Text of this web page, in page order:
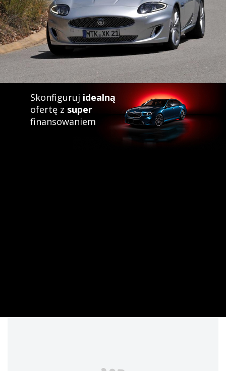
Skonfiguruj idealną
ofertę z super
finansowaniem